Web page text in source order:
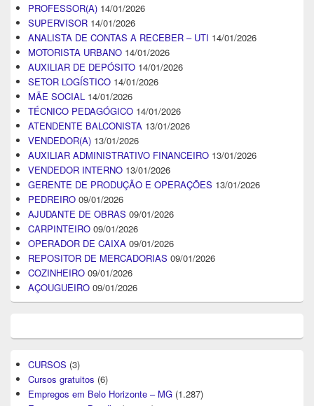
PROFESSOR(A) 14/01/2026
SUPERVISOR 14/01/2026
ANALISTA DE CONTAS A RECEBER – UTI 14/01/2026
MOTORISTA URBANO 14/01/2026
AUXILIAR DE DEPÓSITO 14/01/2026
SETOR LOGÍSTICO 14/01/2026
MÃE SOCIAL 14/01/2026
TÉCNICO PEDAGÓGICO 14/01/2026
ATENDENTE BALCONISTA 13/01/2026
VENDEDOR(A) 13/01/2026
AUXILIAR ADMINISTRATIVO FINANCEIRO 13/01/2026
VENDEDOR INTERNO 13/01/2026
GERENTE DE PRODUÇÃO E OPERAÇÕES 13/01/2026
PEDREIRO 09/01/2026
AJUDANTE DE OBRAS 09/01/2026
CARPINTEIRO 09/01/2026
OPERADOR DE CAIXA 09/01/2026
REPOSITOR DE MERCADORIAS 09/01/2026
COZINHEIRO 09/01/2026
AÇOUGUEIRO 09/01/2026
CURSOS (3)
Cursos gratuitos (6)
Empregos em Belo Horizonte – MG (1.287)